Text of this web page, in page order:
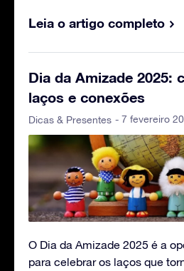
Leia o artigo completo
Dia da Amizade 2025:
laços e conexões
Dicas & Presentes - 7 fevereiro
O Dia da Amizade 2025 é a
para celebrar os laços que